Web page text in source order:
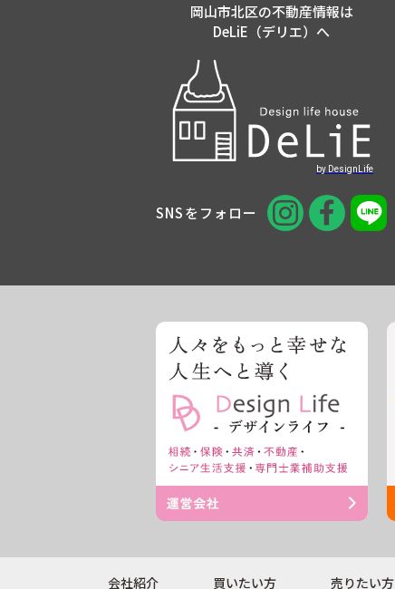
岡山市北区の不動産情報は
DeLiE（デリエ）へ
SNSをフォロー
会社紹介 買いたい方 売りたい方